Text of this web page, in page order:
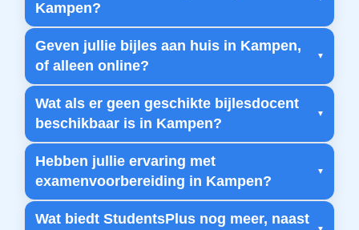
Kampen?
Geven jullie bijles aan huis in Kampen,
of alleen online?
Wat als er geen geschikte bijlesdocent
beschikbaar is in Kampen?
Hebben jullie ervaring met
examenvoorbereiding in Kampen?
Wat biedt StudentsPlus nog meer, naast